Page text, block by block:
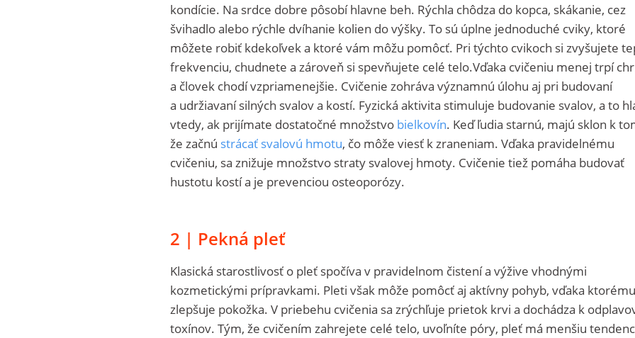
kondície. Na srdce dobre pôsobí hlavne beh. Rýchla chôdza do kopca, skákanie, cez
švihadlo alebo rýchle dvíhanie kolien do výšky. To sú úplne jednoduché cviky, ktoré
môžete robiť kdekoľvek a ktoré vám môžu pomôcť. Pri týchto cvikoch si zvyšujete
frekvenciu, chudnete a zároveň si spevňujete celé telo.Vďaka cvičeniu menej trpí
a človek chodí vzpriamenejšie. Cvičenie zohráva významnú úlohu aj pri budovaní
a udržiavaní silných svalov a kostí. Fyzická aktivita stimuluje budovanie svalov, a to
vtedy, ak prijímate dostatočné množstvo bielkovín. Keď ľudia starnú, majú sklon k
že začnú strácať svalovú hmotu, čo môže viesť k zraneniam. Vďaka pravidelnému
cvičeniu, sa znižuje množstvo straty svalovej hmoty. Cvičenie tiež pomáha budovať
hustotu kostí a je prevenciou osteoporózy.
2 | Pekná pleť
Klasická starostlivosť o pleť spočíva v pravidelnom čistení a výžive vhodnými
kozmetickými prípravkami. Pleti však môže pomôcť aj aktívny pohyb, vďaka
zlepšuje pokožka. V priebehu cvičenia sa zrýchľuje prietok krvi a dochádza k
toxínov. Tým, že cvičením zahrejete celé telo, uvoľníte póry, pleť má menšiu